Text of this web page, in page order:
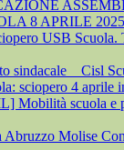
8 APRILE 2025
USB Scuola.
sindacale _ Cisl
sciopero 4 aprile
Mobilità scuola e
Abruzzo Molise